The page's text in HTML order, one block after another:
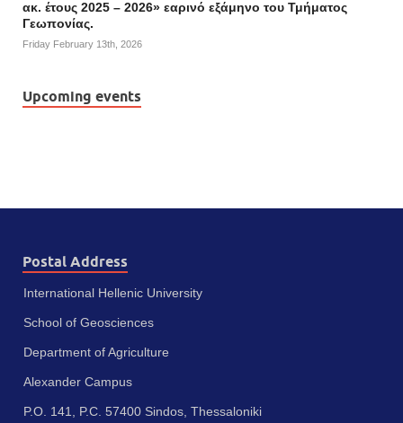
ακ. έτους 2025 – 2026» εαρινό εξάμηνο του Τμήματος
Γεωπονίας.
Friday February 13th, 2026
Upcoming events
Postal Address
International Hellenic University
School of Geosciences
Department of Agriculture
Alexander Campus
P.O. 141, P.C. 57400 Sindos, Thessaloniki